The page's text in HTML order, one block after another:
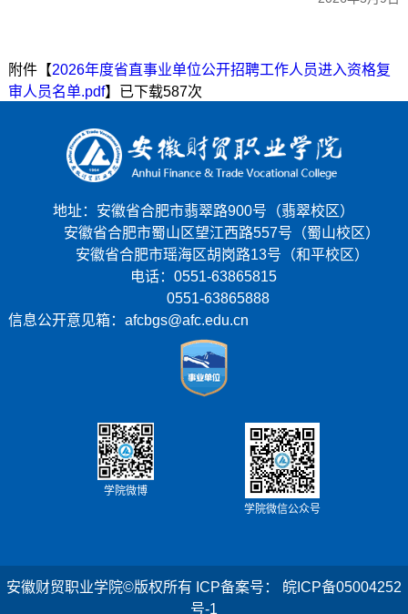
附件【2026年度省直事业单位公开招聘工作人员进入资格复
审人员名单.pdf】已下载587次
地址：安徽省合肥市翡翠路900号（翡翠校区）
安徽省合肥市蜀山区望江西路557号（蜀山校区）
安徽省合肥市瑶海区胡岗路13号（和平校区）
电话：0551-63865815
0551-63865888
信息公开意见箱：afcbgs@afc.edu.cn
学院微博
学院微信公众号
安徽财贸职业学院©版权所有 ICP备案号： 皖ICP备05004252
号-1